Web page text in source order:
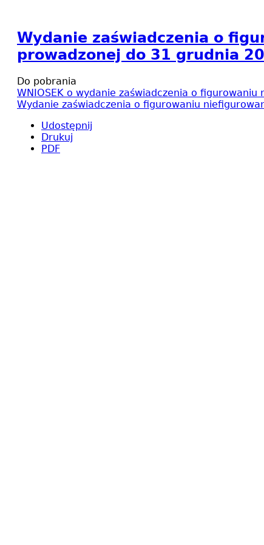
Wydanie zaświadczenia o
prowadzonej do 31 grudnia
Do pobrania
WNIOSEK o wydanie zaświadczenia o
Wydanie zaświadczenia o figurowaniu
Udostępnij
Drukuj
PDF